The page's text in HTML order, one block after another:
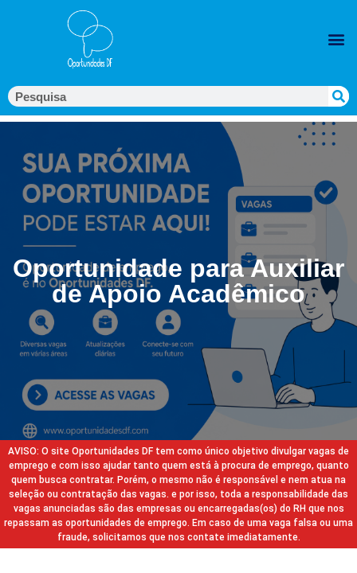
Oportunidade para Auxiliar
de Apoio Acadêmico
AVISO: O site Oportunidades DF tem como único objetivo divulgar vagas de
emprego e com isso ajudar tanto quem está à procura de emprego, quanto
quem busca contratar. Porém, o mesmo não é responsável e nem atua na
seleção ou contratação das vagas. e por isso, toda a responsabilidade das
vagas anunciadas são das empresas ou encarregadas(os) do RH que nos
repassam as oportunidades de emprego. Em caso de uma vaga falsa ou uma
fraude, solicitamos que nos contate imediatamente.